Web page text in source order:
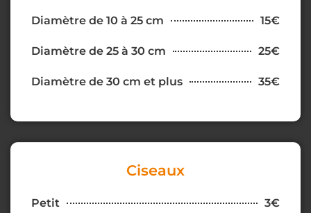
Diamètre de 10 à 25 cm 15€
Diamètre de 25 à 30 cm 25€
Diamètre de 30 cm et plus 35€
Ciseaux
Petit 3€